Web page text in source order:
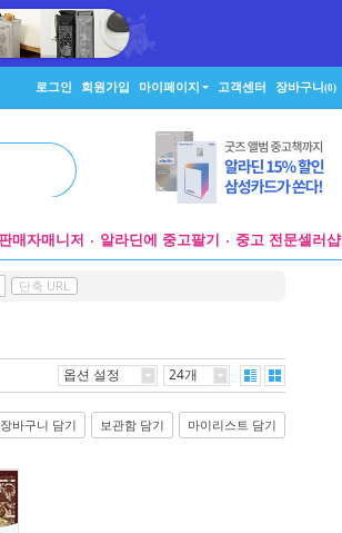
로그인 회원가입 마이페이지 고객센터 장바구니(0)
매자매니저 알라딘에 중고팔기 중고 전문셀러샵
단축 URL
옵션 설정 24개
장바구니 담기 보관함 담기 마이리스트 담기